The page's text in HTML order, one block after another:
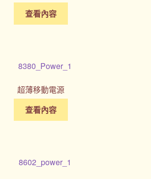
查看內容
超薄移動電源
查看內容